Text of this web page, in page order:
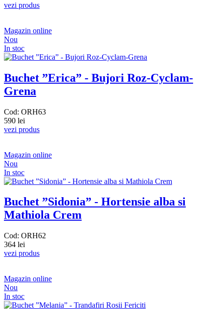
vezi produs
Magazin online
Nou
In stoc
Buchet ”Erica” - Bujori Roz-Cyclam-
Grena
Cod: ORH63
590 lei
vezi produs
Magazin online
Nou
In stoc
Buchet ”Sidonia” - Hortensie alba si
Mathiola Crem
Cod: ORH62
364 lei
vezi produs
Magazin online
Nou
In stoc